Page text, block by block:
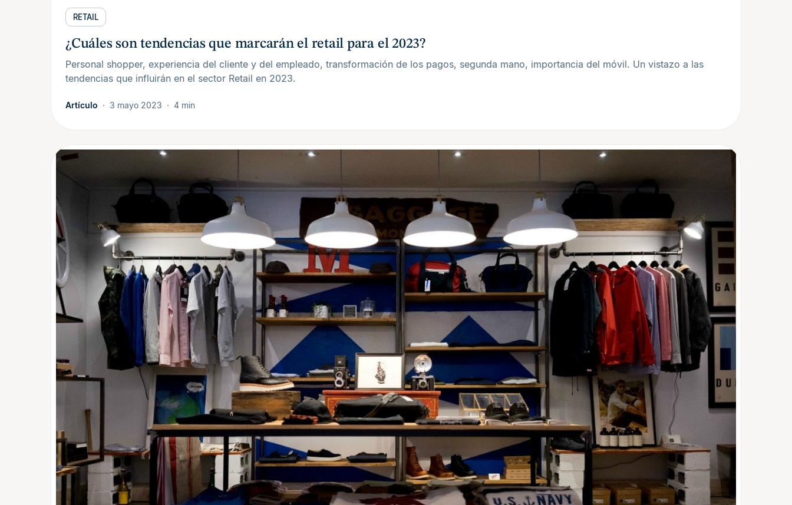
RETAIL
¿Cuáles son tendencias que marcarán el retail para el 2023?
Personal shopper, experiencia del cliente y del empleado, transformación de los pagos, segunda mano, importancia del móvil. Un vistazo a las
tendencias que influirán en el sector Retail en 2023.
Artículo 3 mayo 2023 4 min